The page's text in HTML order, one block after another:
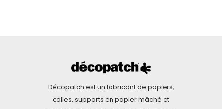
Décopatch est un fabricant de papiers,
colles, supports en papier mâché et